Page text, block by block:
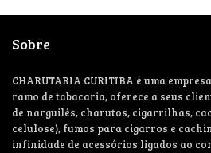
Sobre
CHARUTARIA CURITIBA é uma
ramo de tabacaria, oferece a seus
de narguilés, charutos, cigarrilhas,
celulose), fumos para cigarros e
infinidade de acessórios ligados ao